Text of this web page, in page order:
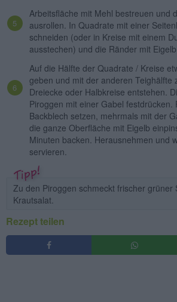
Arbeitsfläche mit Mehl bestreuen und
ausrollen. In Quadrate mit einer
schneiden (oder in Kreise mit einem
ausstechen) und die Ränder mit
Auf die Hälfte der Quadrate / Kreise
geben und mit der anderen Teighälfte
Dreiecke oder Halbkreise entstehen.
Piroggen mit einer Gabel festdrücken.
Backblech setzen, mehrmals mit der
die ganze Oberfläche mit Eigelb
Minuten backen. Herausnehmen und
servieren.
Zu den Piroggen schmeckt frischer grüner
Krautsalat.
Rezept teilen